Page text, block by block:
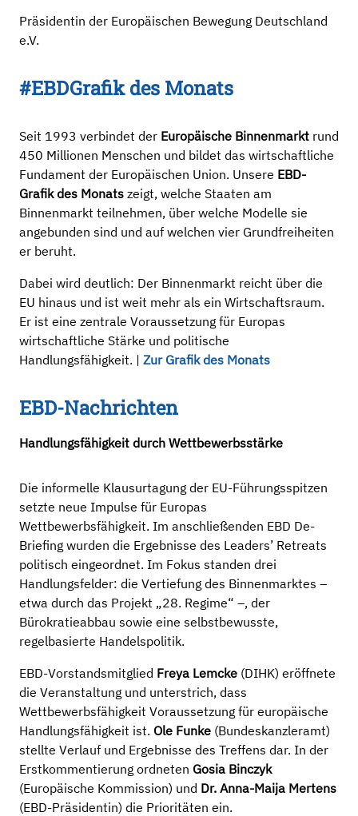
Präsidentin der Europäischen Bewegung Deutschland
e.V.
#EBDGrafik des Monats
Seit 1993 verbindet der Europäische Binnenmarkt rund
450 Millionen Menschen und bildet das wirtschaftliche
Fundament der Europäischen Union. Unsere EBD-
Grafik des Monats zeigt, welche Staaten am
Binnenmarkt teilnehmen, über welche Modelle sie
angebunden sind und auf welchen vier Grundfreiheiten
er beruht.
Dabei wird deutlich: Der Binnenmarkt reicht über die
EU hinaus und ist weit mehr als ein Wirtschaftsraum.
Er ist eine zentrale Voraussetzung für Europas
wirtschaftliche Stärke und politische
Handlungsfähigkeit. | Zur Grafik des Monats
EBD-Nachrichten
Handlungsfähigkeit durch Wettbewerbsstärke
Die informelle Klausurtagung der EU-Führungsspitzen
setzte neue Impulse für Europas
Wettbewerbsfähigkeit. Im anschließenden EBD De-
Briefing wurden die Ergebnisse des Leaders’ Retreats
politisch eingeordnet. Im Fokus standen drei
Handlungsfelder: die Vertiefung des Binnenmarktes –
etwa durch das Projekt „28. Regime“ –, der
Bürokratieabbau sowie eine selbstbewusste,
regelbasierte Handelspolitik.
EBD-Vorstandsmitglied Freya Lemcke (DIHK) eröffnete
die Veranstaltung und unterstrich, dass
Wettbewerbsfähigkeit Voraussetzung für europäische
Handlungsfähigkeit ist. Ole Funke (Bundeskanzleramt)
stellte Verlauf und Ergebnisse des Treffens dar. In der
Erstkommentierung ordneten Gosia Binczyk
(Europäische Kommission) und Dr. Anna-Maija Mertens
(EBD-Präsidentin) die Prioritäten ein.